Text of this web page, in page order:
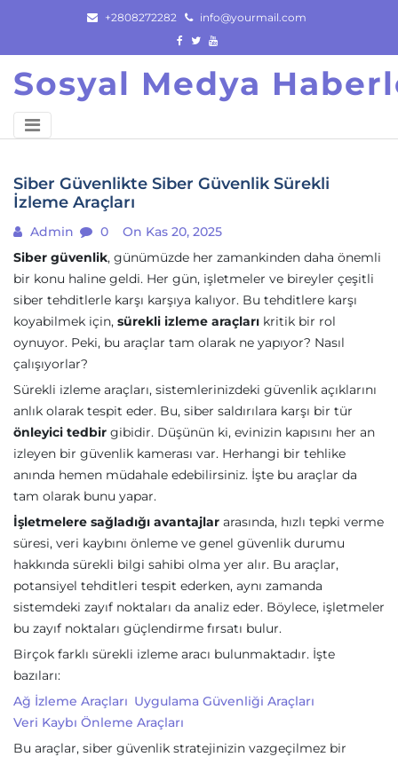
content
+2808272282 info@yourmail.com
Sosyal Medya
Siber Güvenlikte Siber Güvenlik Sürekli
İzleme Araçları
Admin 0
On Kas 20, 2025
Siber güvenlik, günümüzde her zamankinden daha önemli
bir konu haline geldi. Her gün, işletmeler ve bireyler çeşitli
siber tehditlerle karşı karşıya kalıyor. Bu tehditlere karşı
koyabilmek için, sürekli izleme araçları kritik bir rol
oynuyor. Peki, bu araçlar tam olarak ne yapıyor? Nasıl
çalışıyorlar?
Sürekli izleme araçları, sistemlerinizdeki güvenlik açıklarını
anlık olarak tespit eder. Bu, siber saldırılara karşı bir tür
önleyici tedbir gibidir. Düşünün ki, evinizin kapısını her an
izleyen bir güvenlik kamerası var. Herhangi bir tehlike
anında hemen müdahale edebilirsiniz. İşte bu araçlar da
tam olarak bunu yapar.
İşletmelere sağladığı avantajlar arasında, hızlı tepki verme
süresi, veri kaybını önleme ve genel güvenlik durumu
hakkında sürekli bilgi sahibi olma yer alır. Bu araçlar,
potansiyel tehditleri tespit ederken, aynı zamanda
sistemdeki zayıf noktaları da analiz eder. Böylece, işletmeler
bu zayıf noktaları güçlendirme fırsatı bulur.
Birçok farklı sürekli izleme aracı bulunmaktadır. İşte
bazıları:
Ağ İzleme Araçları Uygulama Güvenliği Araçları
Veri Kaybı Önleme Araçları
Bu araçlar, siber güvenlik stratejinizin vazgeçilmez bir